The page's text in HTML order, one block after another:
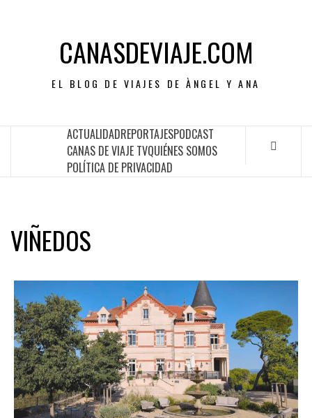
CANASDEVIAJE.COM
EL BLOG DE VIAJES DE ÀNGEL Y ANA
ACTUALIDADREPORTAJESPODCAST
CANAS DE VIAJE TVQUIÉNES SOMOS
POLÍTICA DE PRIVACIDAD
VIÑEDOS